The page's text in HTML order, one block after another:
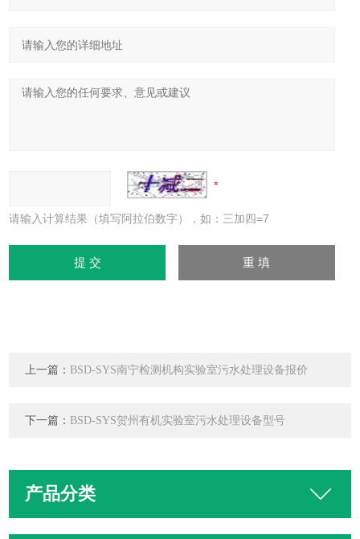
请输入计算结果（填写阿拉伯数字），如：三加四=7
上一篇： BSD-SYS南宁检测机构实验室污水处理设备报价
下一篇： BSD-SYS贺州有机实验室污水处理设备型号
产品分类